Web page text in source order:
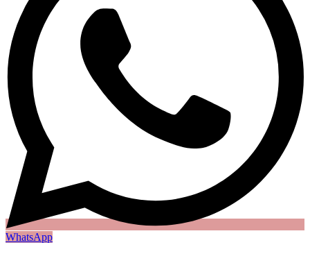
WhatsApp